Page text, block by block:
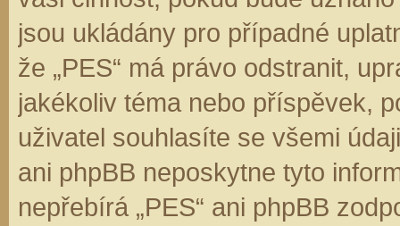
jsou ukládány pro případné
že „PES“ má právo odstranit,
jakékoliv téma nebo příspěvek,
uživatel souhlasíte se všemi
ani phpBB neposkytne tyto
nepřebírá „PES“ ani phpBB